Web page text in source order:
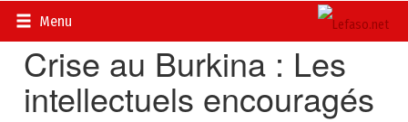
Menu
Accueil>
Crise au Burkina : Les
intellectuels encouragés